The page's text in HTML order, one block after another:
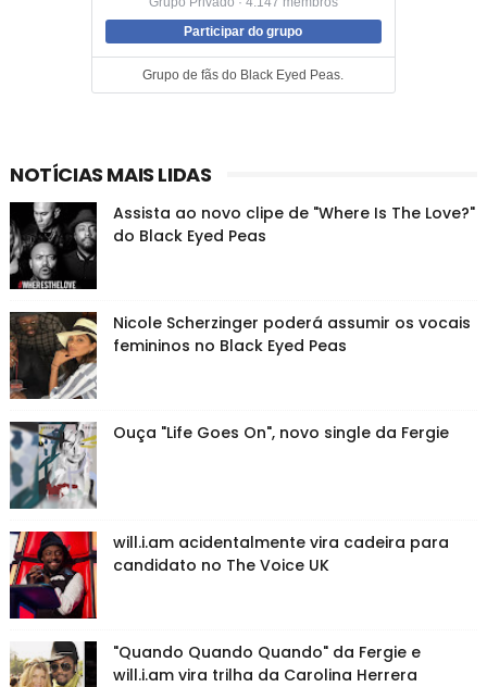
Participar do grupo
Grupo de fãs do Black Eyed Peas.
NOTÍCIAS MAIS LIDAS
Assista ao novo clipe de "Where Is The Love?"
do Black Eyed Peas
Nicole Scherzinger poderá assumir os vocais
femininos no Black Eyed Peas
Ouça "Life Goes On", novo single da Fergie
will.i.am acidentalmente vira cadeira para
candidato no The Voice UK
"Quando Quando Quando" da Fergie e
will.i.am vira trilha da Carolina Herrera